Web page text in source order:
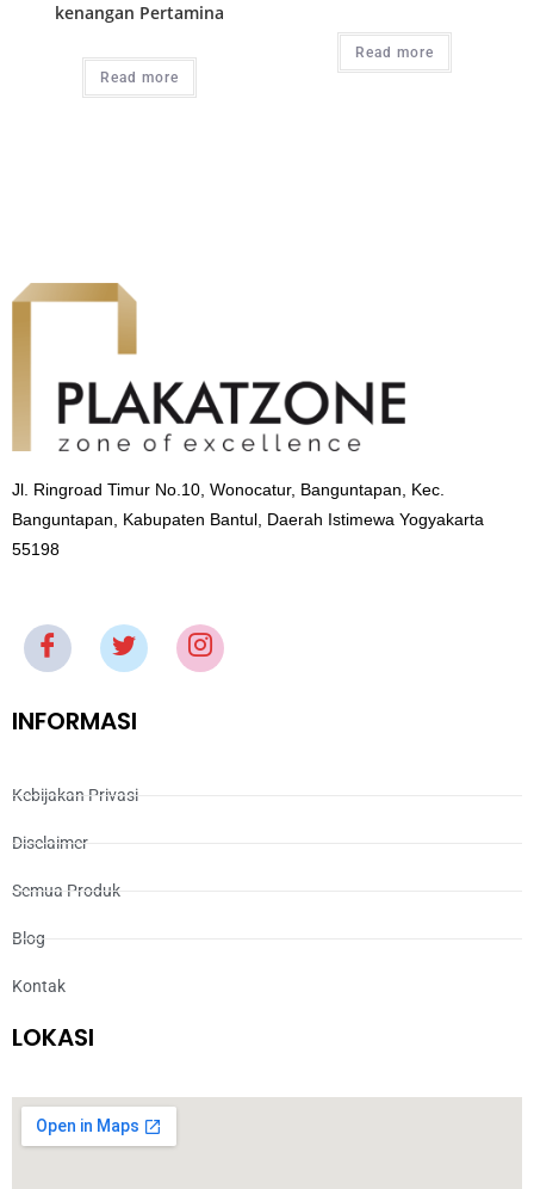
kenangan Pertamina
Read more
Read more
Jl. Ringroad Timur No.10, Wonocatur, Banguntapan, Kec.
Banguntapan, Kabupaten Bantul, Daerah Istimewa Yogyakarta
55198
INFORMASI
Kebijakan Privasi
Disclaimer
Semua Produk
Blog
Kontak
LOKASI